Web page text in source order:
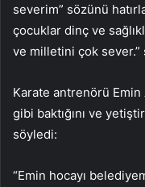
severim” sözünü
çocuklar dinç ve
ve milletini çok sever.”
Karate antrenörü Emin
gibi baktığını ve
söyledi:
“Emin hocayı